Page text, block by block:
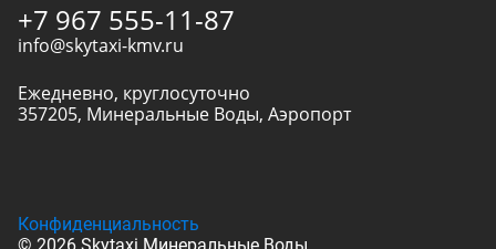
+7 967 555-11-87
info@skytaxi-kmv.ru
Ежедневно, круглосуточно
357205, Минеральные Воды, Аэропорт
Конфиденциальность